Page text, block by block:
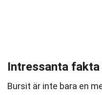
Intressanta
Bursit är inte bara en